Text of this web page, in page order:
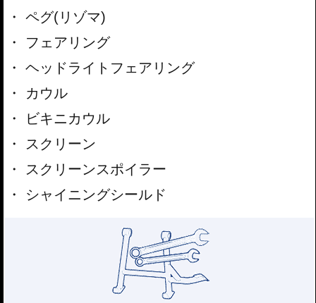
ペグ(リゾマ)
フェアリング
ヘッドライトフェアリング
カウル
ビキニカウル
スクリーン
スクリーンスポイラー
シャイニングシールド